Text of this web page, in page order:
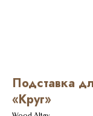
Подставка
«Круг»